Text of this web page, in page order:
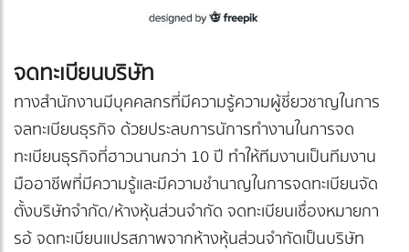
จดทะเบียนบริษัท
ทางสำนักงานมีบุคคลกรที่มีความรู้ความผู้ชี่ยวชาญในการ
จลทะเบียนธุรกิจ ด้วยประลบการนัการทำงานในการจด
ทะเบียนธุรกิจที่ฮาวนานกว่า 10 ปี ทำให้ทีมงานเป็นทีมงาน
มืออาชีพที่มีความรู้และมีความชำนาญในการจดทะเบียนจัด
ตั้งบริษัทจำกัด/ห้างหุ้นส่วนจำกัด จดทะเบียนเชื่องหมายกา
รอ้ จดทะเบียนแปรสภาพจากห้างหุ้นส่วนจำกัดเป็นบริษัท